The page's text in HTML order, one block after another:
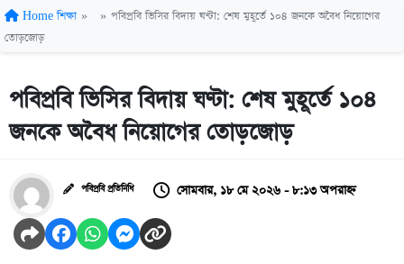
Home শিক্ষা » » পবিপ্রবি ভিসির বিদায় ঘণ্টা: শেষ মুহূর্তে ১০৪ জনকে অবৈধ নিয়োগের
তোড়জোড়
পবিপ্রবি ভিসির বিদায় ঘণ্টা: শেষ মুহূর্তে ১০৪
জনকে অবৈধ নিয়োগের তোড়জোড়
পবিপ্রবি প্রতিনিধি সোমবার, ১৮ মে ২০২৬ - ৮:১৩ অপরাহ্ন